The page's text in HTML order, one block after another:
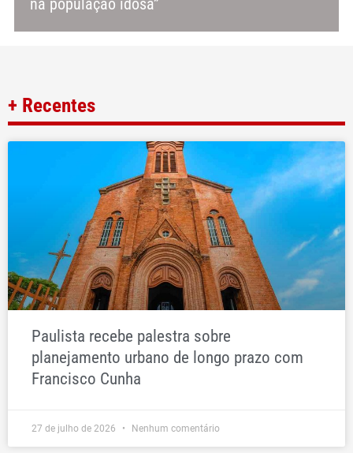
na população idosa”
+ Recentes
Paulista recebe palestra sobre
planejamento urbano de longo prazo com
Francisco Cunha
27 de julho de 2026 Nenhum comentário